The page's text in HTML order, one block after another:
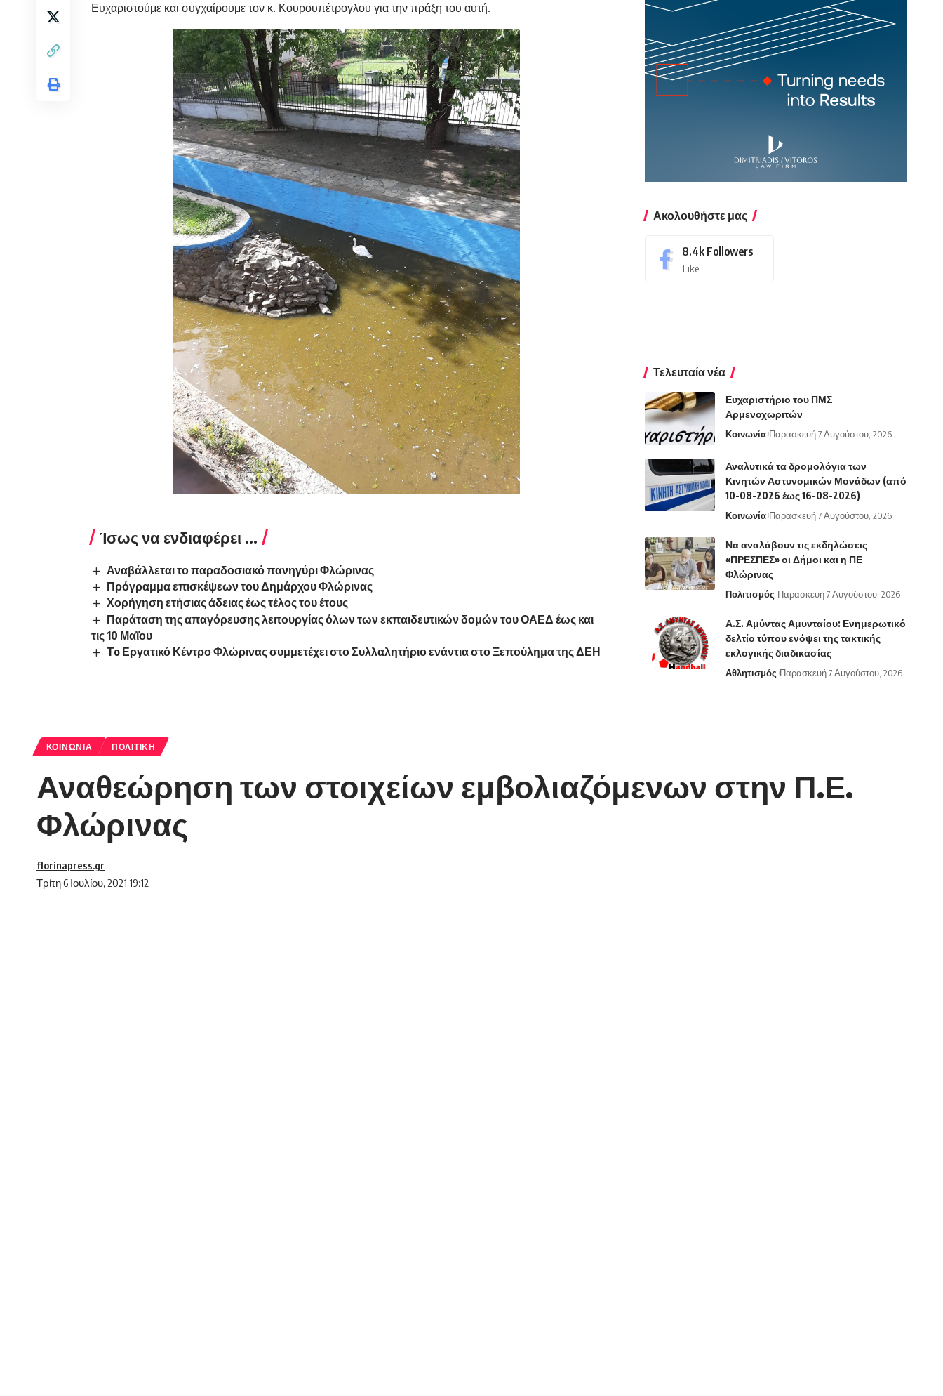
Ευχαριστούμε και συγχαίρουμε τον κ. Κουρουπέτρογλου για την πράξη του αυτή.
Ίσως να ενδιαφέρει ...
Αναβάλλεται το παραδοσιακό πανηγύρι Φλώρινας
Πρόγραμμα επισκέψεων του Δημάρχου Φλώρινας
Χορήγηση ετήσιας άδειας έως τέλος του έτους
Παράταση της απαγόρευσης λειτουργίας όλων των εκπαιδευτικών δομών του ΟΑΕΔ έως και
τις 10 Μαΐου
To Εργατικό Κέντρο Φλώρινας συμμετέχει στο Συλλαλητήριο ενάντια στο Ξεπούλημα της ΔΕΗ
Ακολουθήστε μας
8.4k Followers
Like
Τελευταία νέα
Ευχαριστήριο του ΠΜΣ
Αρμενοχωριτών
Κοινωνία Παρασκευή 7 Αυγούστου, 2026
Αναλυτικά τα δρομολόγια των
Κινητών Αστυνομικών Μονάδων (από
10-08-2026 έως 16-08-2026)
Κοινωνία Παρασκευή 7 Αυγούστου, 2026
Να αναλάβουν τις εκδηλώσεις
«ΠΡΕΣΠΕΣ» οι Δήμοι και η ΠΕ
Φλώρινας
Πολιτισμός Παρασκευή 7 Αυγούστου, 2026
Α.Σ. Αμύντας Αμυνταίου: Ενημερωτικό
δελτίο τύπου ενόψει της τακτικής
εκλογικής διαδικασίας
Αθλητισμός Παρασκευή 7 Αυγούστου, 2026
ΚΟΙΝΩΝΊΑ ΠΟΛΙΤΙΚΉ
Αναθεώρηση των στοιχείων εμβολιαζόμενων στην Π.Ε.
Φλώρινας
Τρίτη 6 Ιουλίου, 2021 19:12
florinapress.gr